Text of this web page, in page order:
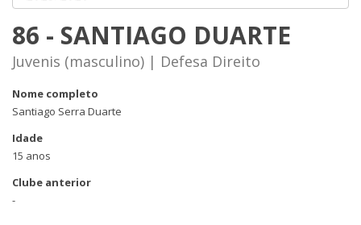
86 - SANTIAGO DUARTE
Juvenis (masculino) | Defesa Direito
Nome completo
Santiago Serra Duarte
Idade
15 anos
Clube anterior
-